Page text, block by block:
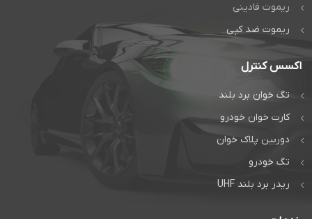
ریموت فادینی
ریموت ضد کپی
اکسس کنترل
تگ خوان برد بلند
کارت خوان خودرو
دوربین پلاک خوان
تگ خودرو
ریدر برد بلند UHF